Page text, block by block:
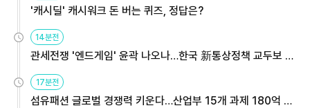
'캐시딜' 캐시워크 돈 버는 퀴즈, 정답은?
14분전
관세전쟁 '엔드게임' 윤곽 나오나…한국 新통상정책 교두보 활
용해야
17분전
섬유패션 글로벌 경쟁력 키운다…산업부 15개 과제 180억 지